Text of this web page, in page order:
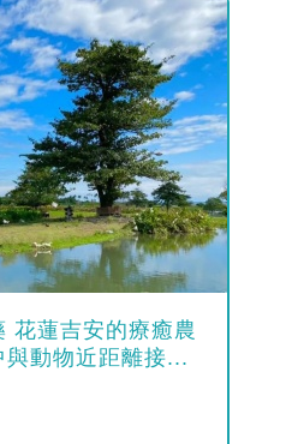
花蓮吉安的療癒農
動物近距離接...